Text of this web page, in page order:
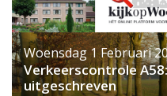
Woensdag 1 Februari
Verkeerscontrole
uitgeschreven